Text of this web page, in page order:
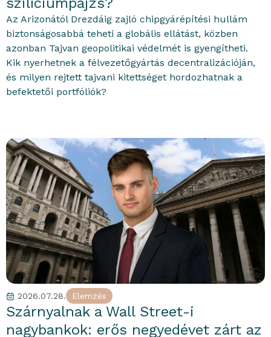
Az Arizonától Drezdáig zajló chipgyárépítési hullám
biztonságosabbá teheti a globális ellátást, közben
azonban Tajvan geopolitikai védelmét is gyengítheti.
Kik nyerhetnek a félvezetőgyártás decentralizációján,
és milyen rejtett tajvani kitettséget hordozhatnak a
befektetői portfóliók?
2026.07.28. Elemzés
Szárnyalnak a Wall Street-i
nagybankok: erős negyedévet zárt az